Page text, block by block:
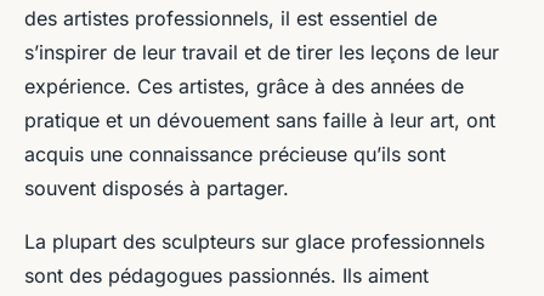
des artistes professionnels, il est essentiel de
s’inspirer de leur travail et de tirer les leçons de leur
expérience. Ces artistes, grâce à des années de
pratique et un dévouement sans faille à leur art, ont
acquis une connaissance précieuse qu’ils sont
souvent disposés à partager.
La plupart des sculpteurs sur glace professionnels
sont des pédagogues passionnés. Ils aiment